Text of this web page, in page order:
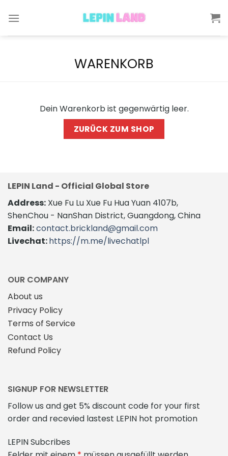
WARENKORB
Dein Warenkorb ist gegenwärtig leer.
ZURÜCK ZUM SHOP
LEPIN Land - Official Global Store
Address: Xue Fu Lu Xue Fu Hua Yuan 4107b,
ShenChou - NanShan District, Guangdong, China
Email:contact.brickland@gmail.com
Livechat:https://m.me/livechatlpl
OUR COMPANY
About us
Privacy Policy
Terms of Service
Contact Us
Refund Policy
SIGNUP FOR NEWSLETTER
Follow us and get 5% discount code for your first
order and recevied lastest LEPIN hot promotion
LEPIN Subcribes